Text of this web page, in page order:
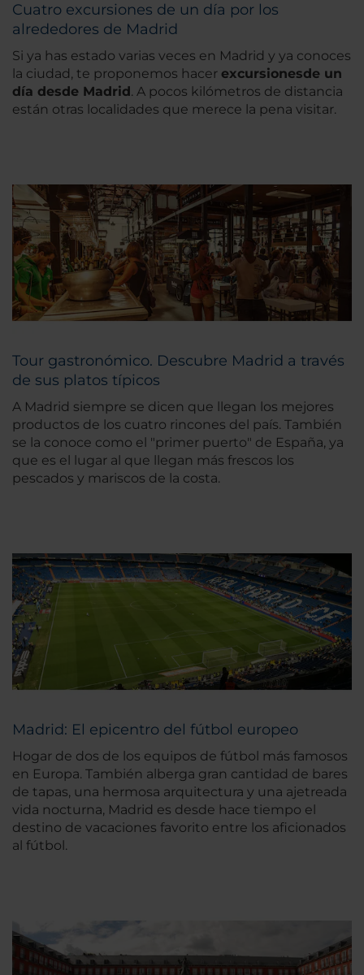
Cuatro excursiones de un día por los
alrededores de Madrid
Si ya has estado varias veces en Madrid y ya conoces
la ciudad, te proponemos hacer excursionesde un
día desde Madrid . A pocos kilómetros de distancia
están otras localidades que merece la pena visitar.
Tour gastronómico. Descubre Madrid a través
de sus platos típicos
A Madrid siempre se dicen que llegan los mejores
productos de los cuatro rincones del país. También
se la conoce como el "primer puerto" de España, ya
que es el lugar al que llegan más frescos los
pescados y mariscos de la costa.
Madrid: El epicentro del fútbol europeo
Hogar de dos de los equipos de fútbol más famosos
en Europa. También alberga gran cantidad de bares
de tapas, una hermosa arquitectura y una ajetreada
vida nocturna, Madrid es desde hace tiempo el
destino de vacaciones favorito entre los aficionados
al fútbol.